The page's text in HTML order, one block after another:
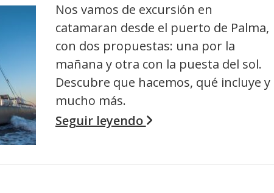
Nos vamos de excursión en
catamaran desde el puerto de Palma,
con dos propuestas: una por la
mañana y otra con la puesta del sol.
Descubre que hacemos, qué incluye y
mucho más.
Seguir leyendo